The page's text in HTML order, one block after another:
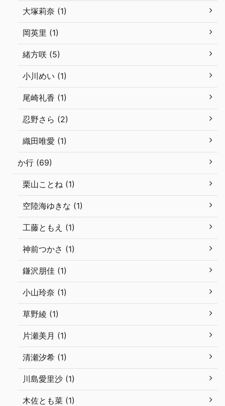
大塚莉奈 (1)
岡英里 (1)
緒方咲 (5)
小川めい (1)
尾崎礼香 (1)
忍野さら (2)
織田唯愛 (1)
か行 (69)
栗山ことね (1)
空陸海ゆきな (1)
工藤ともえ (1)
神前つかさ (1)
鎌沢朋佳 (1)
小山玲奈 (1)
草野綾 (1)
片瀬美月 (1)
清瀬汐希 (1)
川島愛里沙 (1)
木佐とも菜 (1)